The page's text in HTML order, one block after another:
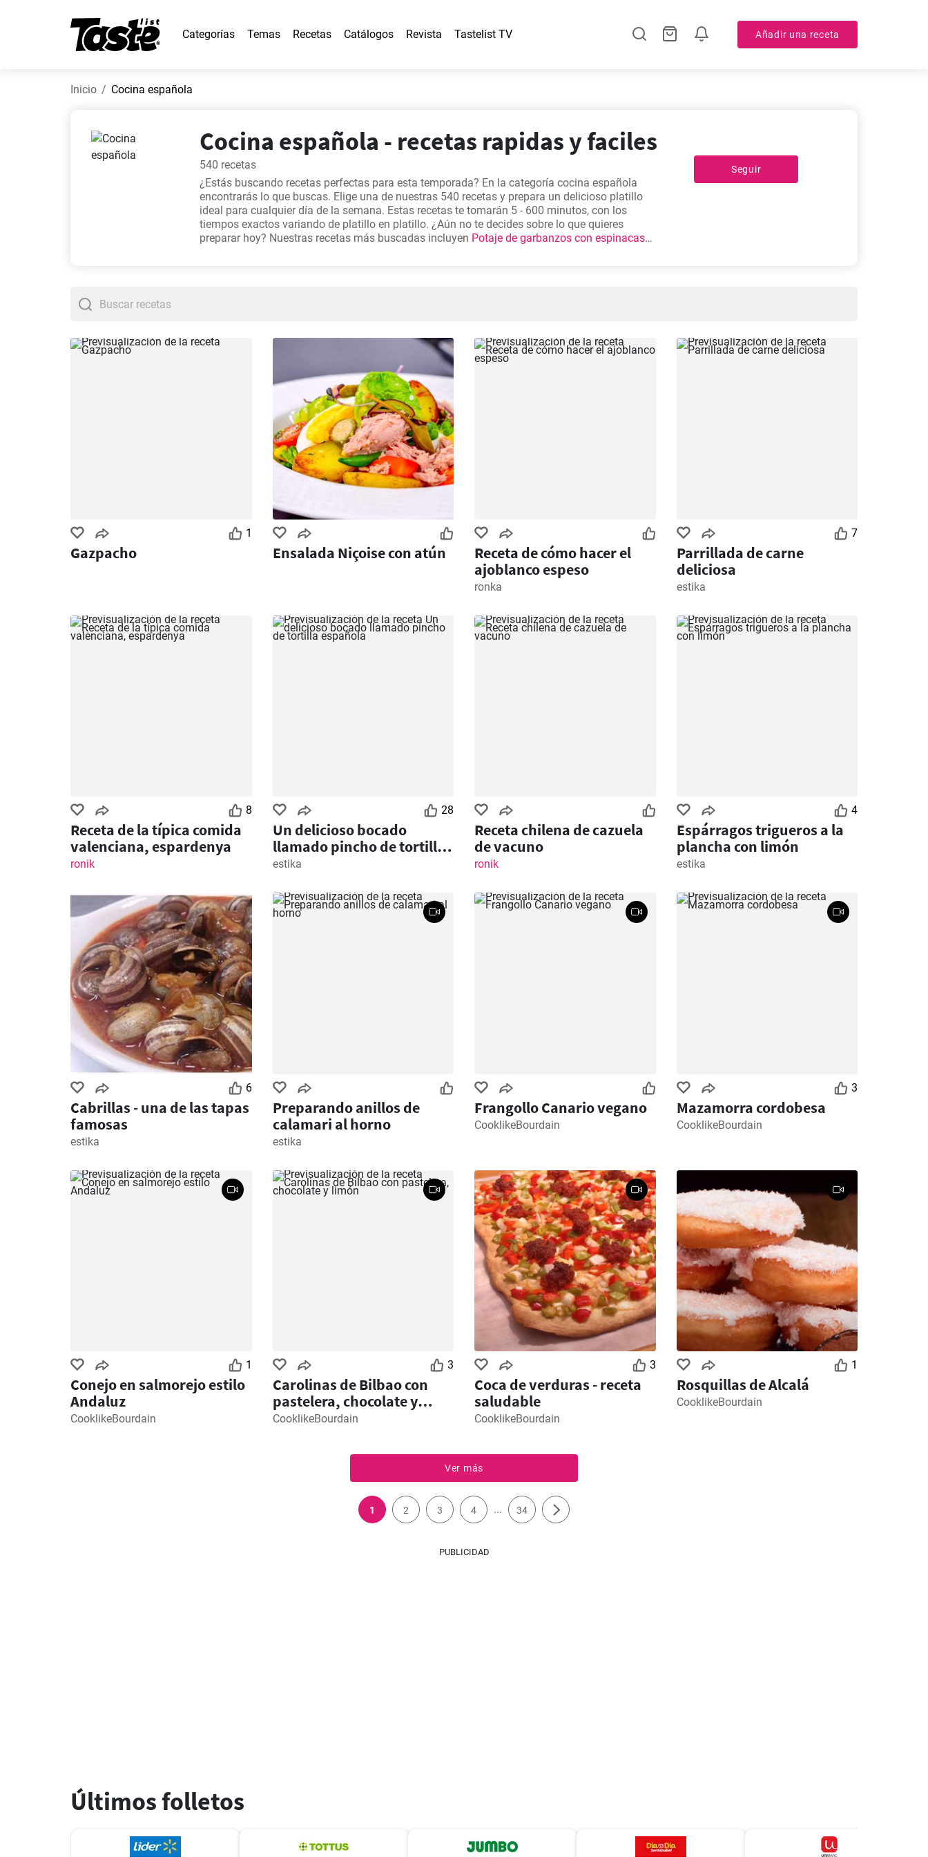
Categorías Temas Recetas Catálogos Revista Tastelist TV Añadir una receta
Inicio Cocina española
Cocina española - recetas rapidas y faciles
540 recetas
¿Estás buscando recetas perfectas para esta temporada? En la categoría cocina española
encontrarás lo que buscas. Elige una de nuestras 540 recetas y prepara un delicioso platillo
ideal para cualquier día de la semana. Estas recetas te tomarán 5 - 600 minutos, con los
tiempos exactos variando de platillo en platillo. ¿Aún no te decides sobre lo que quieres
preparar hoy? Nuestras recetas más buscadas incluyen Potaje de garbanzos con espinacas
Seguir
1
Gazpacho Ensalada Niçoise con atún
Receta de cómo hacer el
ajoblanco espeso
ronka
7
Parrillada de carne
deliciosa
estika
8
Receta de la típica comida
valenciana, espardenya
ronik
28
Un delicioso bocado
llamado pincho de tortilla
española
estika
Receta chilena de cazuela
de vacuno
ronik
4
Espárragos trigueros a la
plancha con limón
estika
6
Cabrillas - una de las tapas
famosas
estika
Preparando anillos de
calamari al horno
estika
Frangollo Canario vegano
CooklikeBourdain
3
Mazamorra cordobesa
CooklikeBourdain
1
Conejo en salmorejo estilo
Andaluz
CooklikeBourdain
3
Carolinas de Bilbao con
pastelera, chocolate y
limón
CooklikeBourdain
3
Coca de verduras - receta
saludable
CooklikeBourdain
1
Rosquillas de Alcalá
CooklikeBourdain
Ver más
1 2 3 4 ... 34
PUBLICIDAD
Últimos folletos